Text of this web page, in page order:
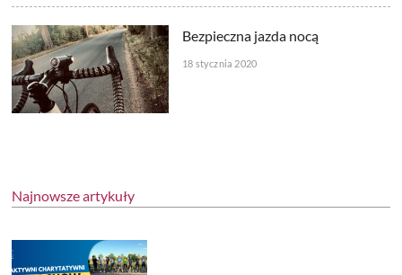
Bezpieczna jazda nocą
18 stycznia 2020
Najnowsze artykuły